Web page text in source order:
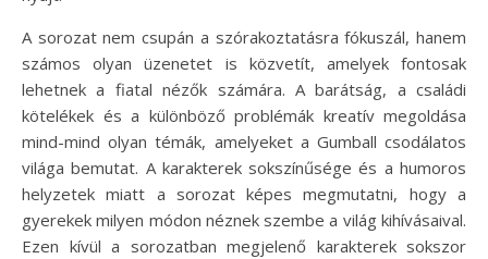
A sorozat nem csupán a szórakoztatásra fókuszál, hanem
számos olyan üzenetet is közvetít, amelyek fontosak
lehetnek a fiatal nézők számára. A barátság, a családi
kötelékek és a különböző problémák kreatív megoldása
mind-mind olyan témák, amelyeket a Gumball csodálatos
világa bemutat. A karakterek sokszínűsége és a humoros
helyzetek miatt a sorozat képes megmutatni, hogy a
gyerekek milyen módon néznek szembe a világ kihívásaival.
Ezen kívül a sorozatban megjelenő karakterek sokszor